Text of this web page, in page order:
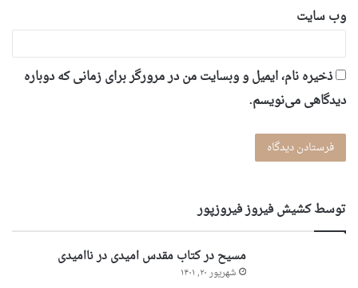
وب‌ سایت
ذخیره نام، ایمیل و وبسایت من در مرورگر برای زمانی که دوباره
دیدگاهی می‌نویسم.
توسط کشیش فیروز فیروزپور
مسیح در کتاب مقدس امیدی در ناامیدی
شهریور ۲۰, ۱۴۰۱